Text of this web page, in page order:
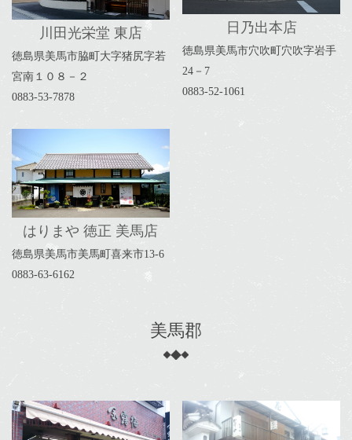
川田光栄堂 東店
徳島県美馬市脇町大字猪尻字若
宮南１０８－２
0883-53-7878
日乃出本店
徳島県美馬市穴吹町穴吹字岩手
24－7
0883-52-1061
はりまや 徳正 美馬店
徳島県美馬市美馬町喜来市13-6
0883-63-6162
美馬郡